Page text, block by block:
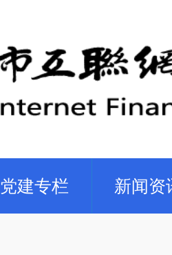
党建专栏 新闻资